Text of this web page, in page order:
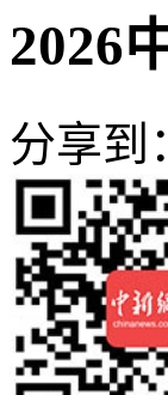
2026
分享到